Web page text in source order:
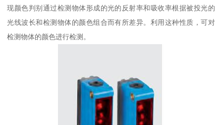
现颜色判别通过检测物体形成的光的反射率和吸收率根据被投光的
光线波长和检测物体的颜色组合而有所差异。利用这种性质，可对
检测物体的颜色进行检测。